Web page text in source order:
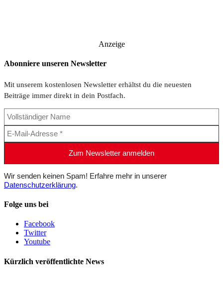
Anzeige
Abonniere unseren Newsletter
Mit unserem kostenlosen Newsletter erhältst du die neuesten
Beiträge immer direkt in dein Postfach.
Wir senden keinen Spam! Erfahre mehr in unserer
Datenschutzerklärung.
Folge uns bei
Facebook
Twitter
Youtube
Kürzlich veröffentlichte News